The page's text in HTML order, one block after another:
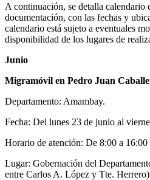
A continuación, se detalla calendario
documentación, con las fechas y
calendario está sujeto a eventuales
disponibilidad de los lugares de
Junio
Migramóvil en Pedro Juan
Departamento: Amambay.
Fecha: Del lunes 23 de junio al
Horario de atención: De 8:00 a 16:00
Lugar: Gobernación del
entre Carlos A. López y Tte.